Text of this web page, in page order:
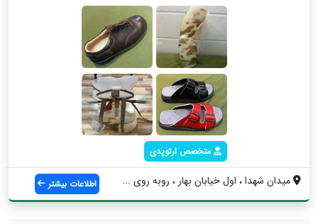
متخصص ارتوپدی
میدان شهدا ، اول خیابان بهار ، روبه روی ... اطلاعات بیشتر